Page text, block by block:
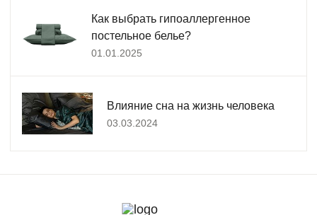
Как выбрать гипоаллергенное
постельное белье?
01.01.2025
Влияние сна на жизнь человека
03.03.2024